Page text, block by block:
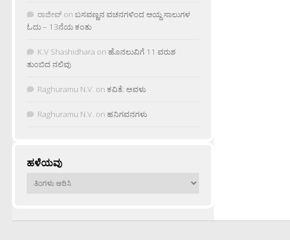
ರಾಜೀವ್ on ಬಸವಣ್ಣನ ವಚನಗಳಿಂದ ಆಯ್ದ ಸಾಲುಗಳ
ಓದು – 13ನೆಯ ಕಂತು
K.V Shashidhara on ಹೊನಲುವಿಗೆ 11 ವರುಶ
ತುಂಬಿದ ನಲಿವು
Raghuramu N.V. on ಕವಿತೆ: ಅವಳು
Raghuramu N.V. on ಹನಿಗವನಗಳು
ಹಳೆಯವು
ಹಳೆಯವು